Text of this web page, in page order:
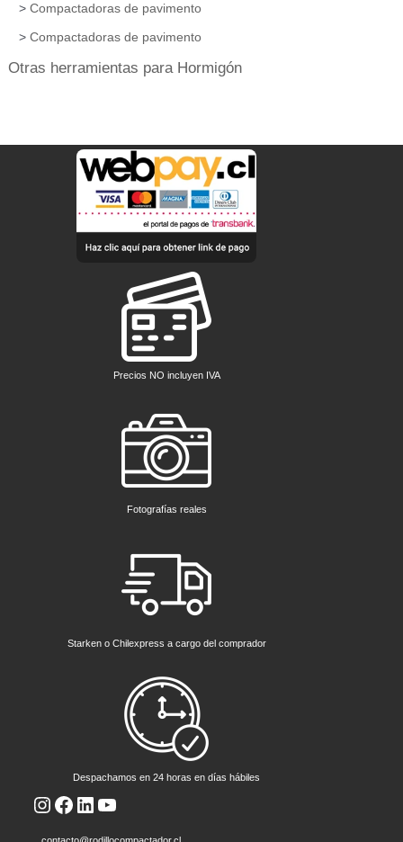
Compactadoras de pavimento
Compactadoras de pavimento
Otras herramientas para Hormigón
Precios NO incluyen IVA
Fotografías reales
Starken o Chilexpress a cargo del comprador
Despachamos en 24 horas en días hábiles
Instagram
Facebook
LinkedIn
YouTube